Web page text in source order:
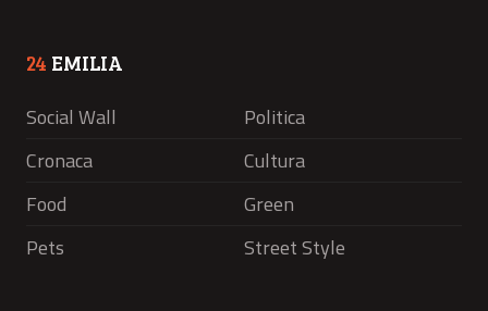
24 EMILIA
Social Wall
Politica
Cronaca
Cultura
Food
Green
Pets
Street Style